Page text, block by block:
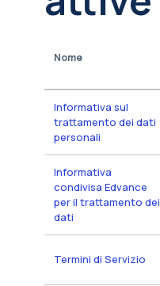
Nome
Informativa sul
trattamento dei dati
personali
Informativa
condivisa Edvance
per il trattamento dei
dati
Termini di Servizio